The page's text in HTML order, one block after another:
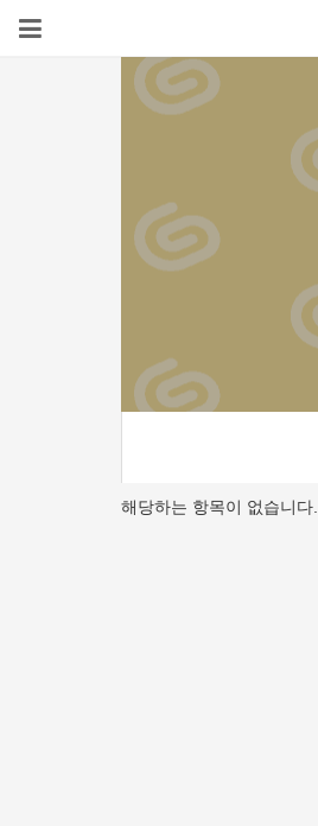
해당하는 항목이 없습니다.